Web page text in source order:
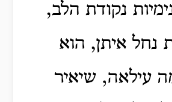
נקודת הלב,
נחל איתן, הוא
עילאה, שיאיר